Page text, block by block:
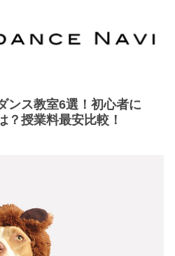
ンス教室6選！初心者に
？授業料最安比較！